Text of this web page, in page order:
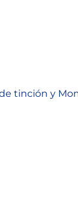
tinción y